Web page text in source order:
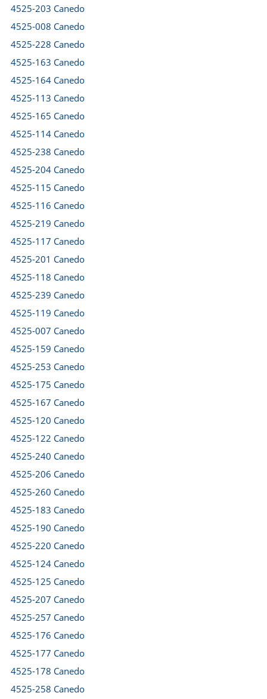
4525-203 Canedo
4525-008 Canedo
4525-228 Canedo
4525-163 Canedo
4525-164 Canedo
4525-113 Canedo
4525-165 Canedo
4525-114 Canedo
4525-238 Canedo
4525-204 Canedo
4525-115 Canedo
4525-116 Canedo
4525-219 Canedo
4525-117 Canedo
4525-201 Canedo
4525-118 Canedo
4525-239 Canedo
4525-119 Canedo
4525-007 Canedo
4525-159 Canedo
4525-253 Canedo
4525-175 Canedo
4525-167 Canedo
4525-120 Canedo
4525-122 Canedo
4525-240 Canedo
4525-206 Canedo
4525-260 Canedo
4525-183 Canedo
4525-190 Canedo
4525-220 Canedo
4525-124 Canedo
4525-125 Canedo
4525-207 Canedo
4525-257 Canedo
4525-176 Canedo
4525-177 Canedo
4525-178 Canedo
4525-258 Canedo